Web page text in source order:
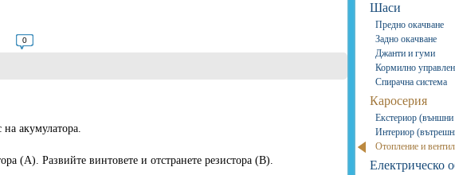
0
акумулатора.
(A). Развийте винтовете и отстранете резистора (B).
Шаси
Предно окачване
Задно окачване
Джанти и гуми
Кормилно
Спирачна система
Каросерия
Екстериор (външни
Интериор
Отопление и
Електрическо